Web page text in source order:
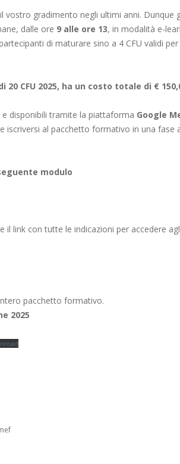
gradimento negli ultimi anni. Dunque
dalle ore 9 alle ore 13, in modalità e-
di maturare sino a 4 CFU validi
CFU 2025, ha un costo totale di €
disponibili tramite la piattaforma Google
iscriversi al pacchetto formativo in una fase
modulo
il link con tutte le indicazioni per accedere
pacchetto formativo.
2025